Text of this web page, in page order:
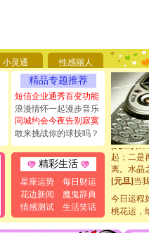
小灵通 性感丽人
精品专题推荐
短信企业通秀百变功能
浪漫情怀一起漫步音乐
同城约会今夜告别寂寞
敢来挑战你的球技吗？
精彩生活
星座运势
每日财运
花边新闻
魔鬼辞典
情感测试
生活笑话
能正大光
天都要快
[圣诞节]
如意,快
[元旦]看
断电。爱
你是我专
[元旦]如
起；二是
离。水晶
[元旦]当
泣，这痛
卖了。水
[春节]风
颜！冬去
今日运程
桃花运，